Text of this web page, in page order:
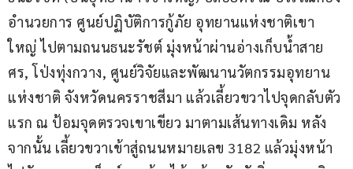
อำนวยการ ศูนย์ปฏิบัติการกู้ภัย อุทยานแห่งชาติเขา
ใหญ่ ไปตามถนนธนะรัชต์ มุ่งหน้าผ่านอ่างเก็บน้ำสาย
ศร, โป่งทุ่งกวาง, ศูนย์วิจัยและพัฒนานวัตกรรมอุทยาน
แห่งชาติ จังหวัดนครราชสีมา แล้วเลี้ยวขวาไปจุดกลับตัว
แรก ณ ป้อมจุดตรวจเขาเขียว มาตามเส้นทางเดิม หลัง
จากนั้น เลี้ยวขวาเข้าสู่ถนนหมายเลข 3182 แล้วมุ่งหน้า